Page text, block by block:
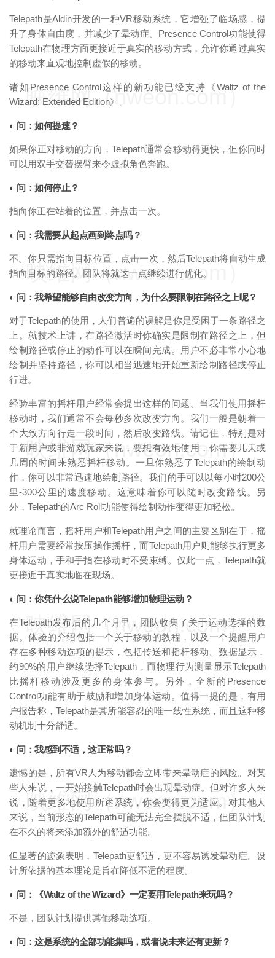
Telepath是Aldin开发的一种VR移动系统，它增强了临场感，提
升了身体自由度，并减少了晕动症。Presence Control功能使得
Telepath在物理方面更接近于真实的移动方式，允许你通过真实
的移动来直观地控制虚假的移动。
诸如Presence Control这样的新功能已经支持《Waltz of the
Wizard: Extended Edition》。
◐ 问：如何提速？
如果你正对移动的方向，Telepath通常会移动得更快，但你同时
可以用双手交替摆臂来令虚拟角色奔跑。
◐ 问：如何停止？
指向你正在站着的位置，并点击一次。
◐ 问：我需要从起点画到终点吗？
不。你只需指向目标位置，点击一次，然后Telepath将自动生成
指向目标的路径。团队将就这一点继续进行优化。
◐ 问：我希望能够自由改变方向，为什么要限制在路径之上呢？
对于Telepath的使用，人们普遍的误解是你是受困于一条路径之
上。就技术上讲，在路径激活时你确实是限制在路径之上，但
绘制路径或停止的动作可以在瞬间完成。用户不必非常小心地
绘制并坚持路径，你可以相当迅速地开始重新绘制路径或停止
行进。
经验丰富的摇杆用户经常会提出这样的问题。当我们使用摇杆
移动时，我们通常不会每秒多次改变方向。我们一般是朝着一
个大致方向行走一段时间，然后改变路线。请记住，特别是对
于新用户或非游戏玩家来说，要想有效地使用，你需要几天或
几周的时间来熟悉摇杆移动。一旦你熟悉了Telepath的绘制动
作，你可以非常迅速地绘制路径。我们的手可以以每小时200公
里-300公里的速度移动。这意味着你可以随时改变路线。另
外，Telepath的Arc Roll功能使得绘制动作变得更加轻松。
就理论而言，摇杆用户和Telepath用户之间的主要区别在于，摇
杆用户需要经常按压操作摇杆，而Telepath用户则能够执行更多
身体运动，手和手指在移动时不受束缚。仅此一点，Telepath就
更接近于真实地临在现场。
◐ 问：你凭什么说Telepath能够增加物理运动？
在Telepath发布后的几个月里，团队收集了关于运动选择的数
据。体验的介绍包括一个关于移动的教程，以及一个提醒用户
存在多种移动选项的提示，包括传送和摇杆移动。数据显示，
约90%的用户继续选择Telepath，而物理行为测量显示Telepath
比摇杆移动涉及更多的身体参与。另外，全新的Presence
Control功能有助于鼓励和增加身体运动。值得一提的是，有用
户报告称，Telepath是其所能容忍的唯一线性系统，而且这种移
动机制十分舒适。
◐ 问：我感到不适，这正常吗？
遗憾的是，所有VR人为移动都会立即带来晕动症的风险。对某
些人来说，一开始接触Telepath时会出现晕动症。但对许多人来
说，随着更多地使用所述系统，你会变得更为适应。对其他人
来说，当前形态的Telepath可能无法完全摆脱不适，但团队计划
在不久的将来添加额外的舒适功能。
但显著的迹象表明，Telepath更舒适，更不容易诱发晕动症。设
计所依据的基本理论是旨在降低不适的程度。
◐ 问：《Waltz of the Wizard》一定要用Telepath来玩吗？
不是，团队计划提供其他移动选项。
◐ 问：这是系统的全部功能集吗，或者说未来还有更新？
映维网（nweon.com）
映维网（nweon.com）
映维网（nweon.com）
映维网（nweon.com）
映维网（nweon.com）